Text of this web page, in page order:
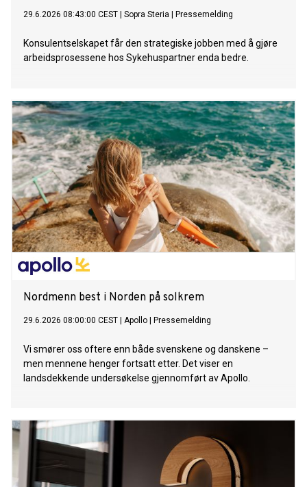
29.6.2026 08:43:00 CEST Sopra Steria Pressemelding
Konsulentselskapet får den strategiske jobben med å gjøre
arbeidsprosessene hos Sykehuspartner enda bedre.
Nordmenn best i Norden på solkrem
29.6.2026 08:00:00 CEST Apollo Pressemelding
Vi smører oss oftere enn både svenskene og danskene –
men mennene henger fortsatt etter. Det viser en
landsdekkende undersøkelse gjennomført av Apollo.